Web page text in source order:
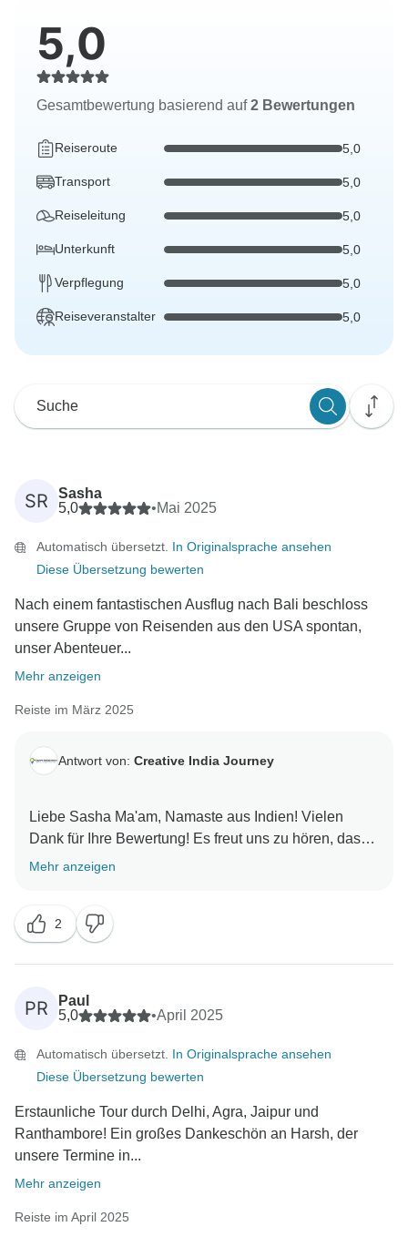
5,0
Gesamtbewertung basierend auf2 Bewertungen
Reiseroute 5,0
Transport 5,0
Reiseleitung 5,0
Unterkunft 5,0
Verpflegung 5,0
Reiseveranstalter 5,0
SR
Sasha
5,0
•Mai 2025
Automatisch übersetzt. In Originalsprache ansehen
Diese Übersetzung bewerten
Nach einem fantastischen Ausflug nach Bali beschloss
unsere Gruppe von Reisenden aus den USA spontan,
unser Abenteuer...
Mehr anzeigen
Reiste im März 2025
Antwort von: Creative India Journey
Liebe Sasha Ma'am, Namaste aus Indien! Vielen
Dank für Ihre Bewertung! Es freut uns zu hören, dass
Sie und Ihre Freunde eine tolle Zeit auf dieser Tour
Mehr anzeigen
2
PR
Paul
5,0
•April 2025
Automatisch übersetzt. In Originalsprache ansehen
Diese Übersetzung bewerten
Erstaunliche Tour durch Delhi, Agra, Jaipur und
Ranthambore! Ein großes Dankeschön an Harsh, der
unsere Termine in...
Mehr anzeigen
Reiste im April 2025